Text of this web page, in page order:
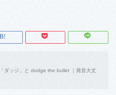
ダッジ」と dodge the bullet ｜発音大丈